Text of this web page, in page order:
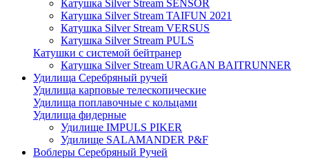
Катушка Silver Stream SENSOR
Катушка Silver Stream TAIFUN 2021
Катушка Silver Stream VERSUS
Катушка Silver Stream PULS
Катушки с системой бейтранер
Катушка Silver Stream URAGAN BAITRUNNER
Удилища Серебряный ручей
Удилища карповые телескопические
Удилища поплавочные с кольцами
Удилища фидерные
Удилище IMPULS PIKER
Удилище SALAMANDER P&F
Воблеры Серебряный Ручей